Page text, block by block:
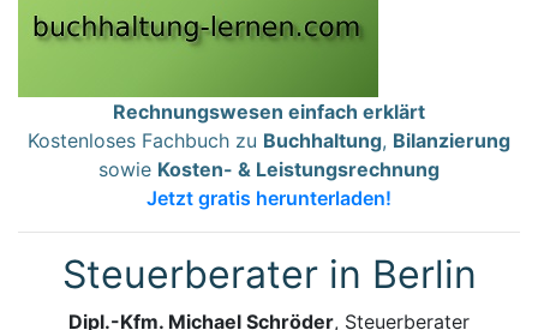
Rechnungswesen einfach erklärt
Kostenloses Fachbuch zu Buchhaltung, Bilanzierung
sowie Kosten- & Leistungsrechnung
Jetzt gratis herunterladen!
Steuerberater in Berlin
Dipl.-Kfm. Michael Schröder, Steuerberater